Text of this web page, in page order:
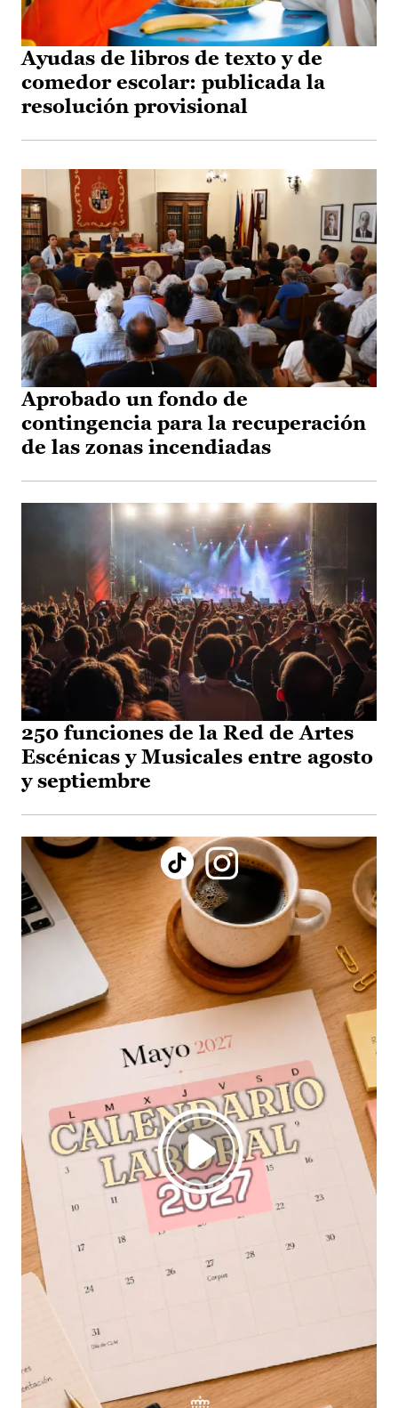
Ayudas de libros de texto y de
comedor escolar: publicada la
resolución provisional
Aprobado un fondo de
contingencia para la recuperación
de las zonas incendiadas
250 funciones de la Red de Artes
Escénicas y Musicales entre agosto
y septiembre